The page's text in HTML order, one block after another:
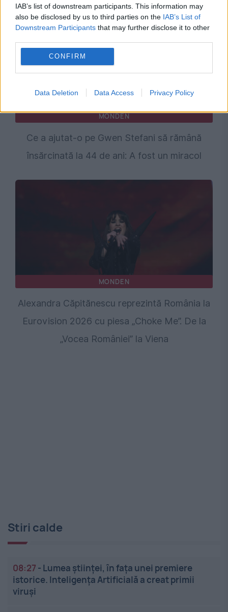
IAB’s list of downstream participants. This information may
also be disclosed by us to third parties on the IAB’s List of
Downstream Participants that may further disclose it to other
CONFIRM
Data Deletion Data Access Privacy Policy
MONDEN
Ce a ajutat-o pe Gwen Stefani să rămână
însărcinată la 44 de ani: A fost un miracol
MONDEN
Alexandra Căpitănescu reprezintă România la
Eurovision 2026 cu piesa „Choke Me”. De la
„Vocea României” la Viena
Stiri calde
08:27 - Lumea științei, în fața unei premiere
istorice. Inteligența Artificială a creat primii
viruși